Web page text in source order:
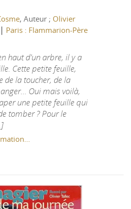
, Auteur ; Olivier
| Paris : Flammarion-Père
haut d'un arbre, il y a
Cette petite feuille,
de la toucher, de la
Oui mais voilà,
une petite feuille qui
tomber ? Pour le